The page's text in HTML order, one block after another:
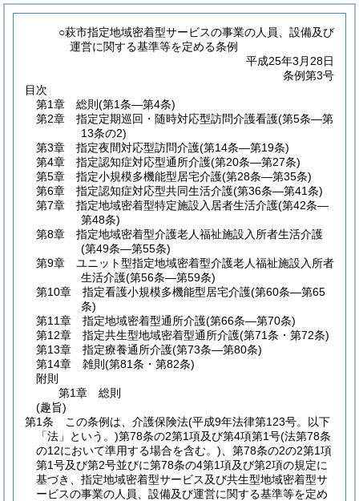
○萩市指定地域密着型サービスの事業の人員、設備及び
運営に関する基準等を定める条例
平成25年3月28日
条例第3号
目次
第1章
総則 (第1条―第4条)
第2章
指定定期巡回・随時対応型訪問介護看護(第5条―第
13条の2)
第3章
指定夜間対応型訪問介護(第14条―第19条)
第4章
指定認知症対応型通所介護(第20条―第27条)
第5章
指定小規模多機能型居宅介護(第28条―第35条)
第6章
指定認知症対応型共同生活介護(第36条―第41条)
第7章
指定地域密着型特定施設入居者生活介護(第42条―
第48条)
第8章
指定地域密着型介護老人福祉施設入所者生活介護
(第49条―第55条)
第9章
ユニット型指定地域密着型介護老人福祉施設入所者
生活介護(第56条―第59条)
第10章
指定看護小規模多機能型居宅介護(第60条―第65
条)
第11章
指定地域密着型通所介護(第66条―第70条)
第12章
指定共生型地域密着型通所介護(第71条・第72条)
第13章
指定療養通所介護(第73条―第80条)
第14章
雑則 (第81条・第82条)
附則
第1章
総則
(趣旨)
第1条
この条例は、介護保険法(平成9年法律第123号。以下
「法」という。)第78条の2第1項及び第4項第1号(法第78条
の12において準用する場合を含む。) 、第78条の2の2第1項
第1号及び第2号並びに第78条の4第1項及び第2項の規定に
基づき、指定地域密着型サービス及び共生型地域密着型サ
ービスの事業の人員、設備及び運営に関する基準等を定め